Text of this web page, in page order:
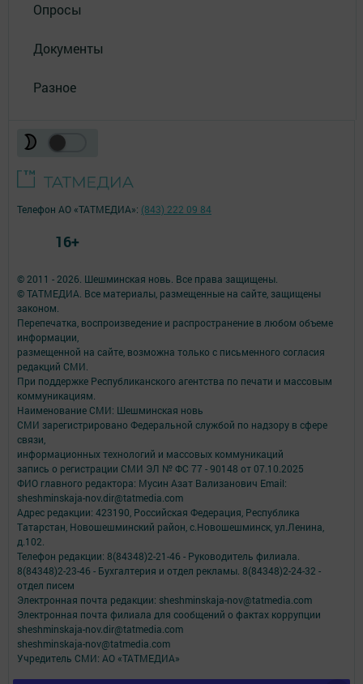
Опросы
Документы
Разное
© 2011 - 2026. Шешминская новь. Все права защищены.
© ТАТМЕДИА. Все материалы, размещенные на сайте, защищены
законом.
Перепечатка, воспроизведение и распространение в любом объеме
информации,
размещенной на сайте, возможна только с письменного согласия
редакций СМИ.
При поддержке Республиканского агентства по печати и массовым
коммуникациям.
Наименование СМИ: Шешминская новь
СМИ зарегистрировано Федеральной службой по надзору в сфере
связи,
информационных технологий и массовых коммуникаций
запись о регистрации СМИ ЭЛ № ФС 77 - 90148 от 07.10.2025
ФИО главного редактора: Мусин Азат Вализанович Email:
sheshminskaja-nov.dir@tatmedia.com
Адрес редакции: 423190, Российская Федерация, Республика
Татарстан, Новошешминский район, с.Новошешминск, ул.Ленина,
д.102.
Телефон редакции: 8(84348)2-21-46 - Руководитель филиала.
8(84348)2-23-46 - Бухгалтерия и отдел рекламы. 8(84348)2-24-32 -
отдел писем
Электронная почта редакции: sheshminskaja-nov@tatmedia.com
Электронная почта филиала для сообщений о фактах коррупции
sheshminskaja-nov.dir@tatmedia.com
sheshminskaja-nov@tatmedia.com
Учредитель СМИ: АО «ТАТМЕДИА»
Телефон АО «ТАТМЕДИА»: (843) 222 09 84
16+